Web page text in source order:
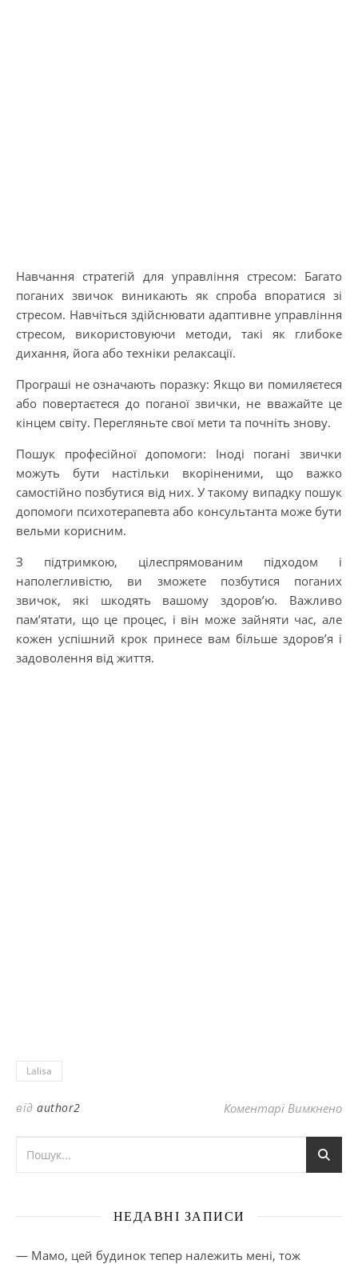
Навчання стратегій для управління стресом: Багато
поганих звичок виникають як спроба впоратися зі
стресом. Навчіться здійснювати адаптивне управління
стресом, використовуючи методи, такі як глибоке
дихання, йога або техніки релаксації.
Програші не означають поразку: Якщо ви помиляєтеся
або повертаєтеся до поганої звички, не вважайте це
кінцем світу. Перегляньте свої мети та почніть знову.
Пошук професійної допомоги: Іноді погані звички
можуть бути настільки вкоріненими, що важко
самостійно позбутися від них. У такому випадку пошук
допомоги психотерапевта або консультанта може бути
вельми корисним.
З підтримкою, цілеспрямованим підходом і
наполегливістю, ви зможете позбутися поганих
звичок, які шкодять вашому здоров’ю. Важливо
пам’ятати, що це процес, і він може зайняти час, але
кожен успішний крок принесе вам більше здоров’я і
задоволення від життя.
Lalisa
від author2 Коментарі Вимкненодо
НЕДАВНІ ЗАПИСИ
— Мамо, цей будинок тепер належить мені, тож